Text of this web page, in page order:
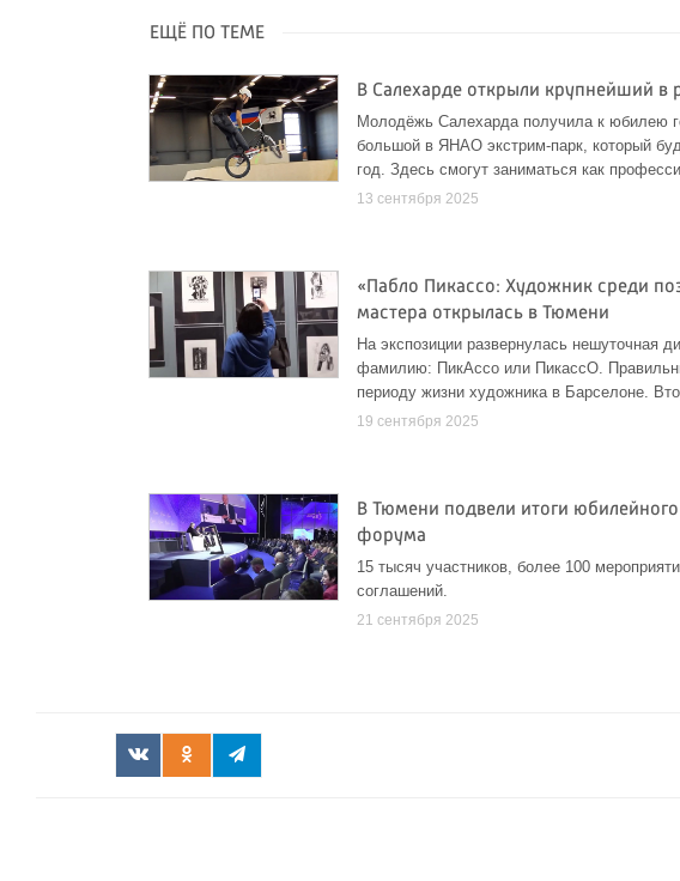
ЕЩЁ ПО ТЕМЕ
В Салехарде открыли крупнейший в
Молодёжь Салехарда получила к юбилею
большой в ЯНАО экстрим-парк, который
год. Здесь смогут заниматься как
13 сентября 2025
«Пабло Пикассо: Художник среди
мастера открылась в Тюмени
На экспозиции развернулась нешуточная
фамилию: ПикАссо или ПикассО.
периоду жизни художника в Барселоне.
19 сентября 2025
В Тюмени подвели итоги
форума
15 тысяч участников, более 100
соглашений.
21 сентября 2025